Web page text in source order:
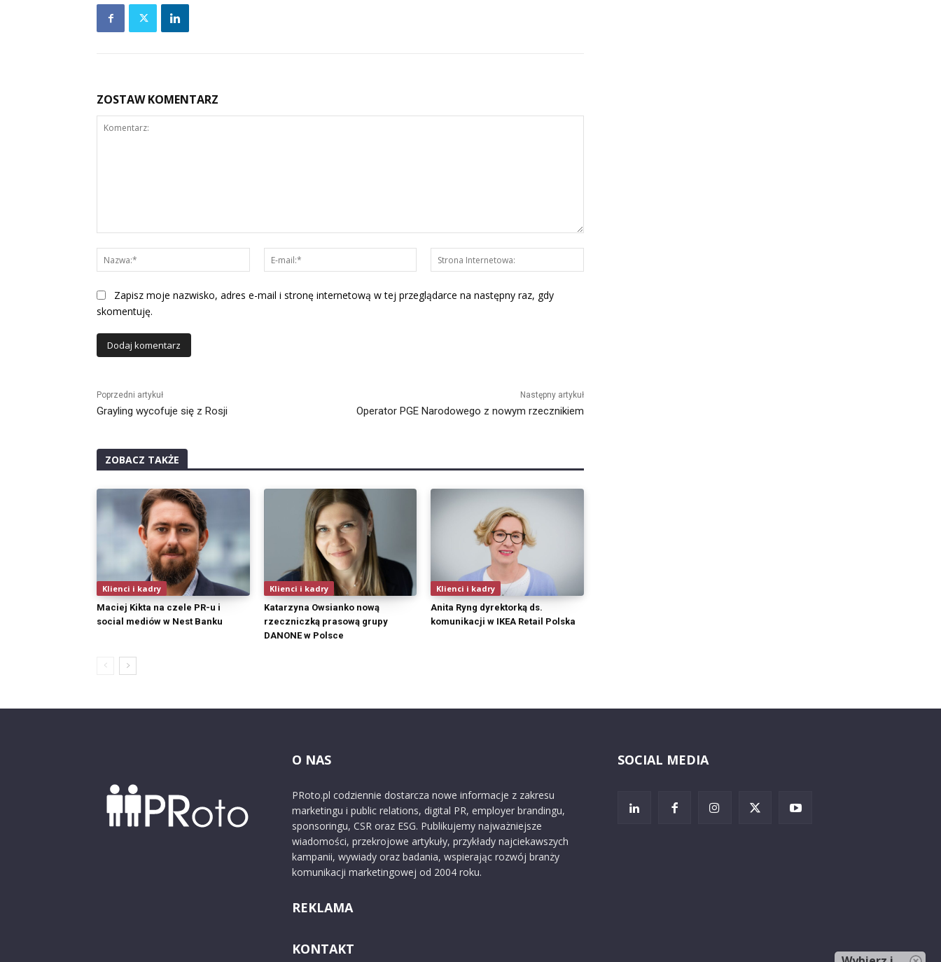
ZOSTAW KOMENTARZ
Nazwa:*
mail:*
Internetowa:
Zapisz moje nazwisko, adres e-mail i stronę internetową w tej przeglądarce na następny raz, gdy
skomentuję.
Poprzedni artykuł
Grayling wycofuje się z Rosji
Następny artykuł
Operator PGE Narodowego z nowym rzecznikiem
ZOBACZ TAKŻE
Klienci i kadry
Maciej Kikta na czele PR-u i
social mediów w Nest Banku
Klienci i kadry
Katarzyna Owsianko nową
rzeczniczką prasową grupy
DANONE w Polsce
Klienci i kadry
Anita Ryng dyrektorką ds.
komunikacji w IKEA Retail Polska
O NAS
PRoto.pl codziennie dostarcza nowe informacje z zakresu
marketingu i public relations, digital PR, employer brandingu,
sponsoringu, CSR oraz ESG. Publikujemy najważniejsze
wiadomości, przekrojowe artykuły, przykłady najciekawszych
kampanii, wywiady oraz badania, wspierając rozwój branży
komunikacji marketingowej od 2004 roku.
REKLAMA
KONTAKT
SOCIAL MEDIA